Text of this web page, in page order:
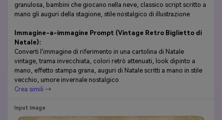
granulosa, bambini che giocano nella neve, classico script scritto a
mano gli auguri della stagione, stile nostalgico di illustrazione
Immagine-a-immagine Prompt (Vintage Retro Biglietto di
Natale):
Converti l'immagine di riferimento in una cartolina di Natale
vintage, trama invecchiata, colori retrò attenuati, look dipinto a
mano, effetto stampa grana, auguri di Natale scritti a mano in stile
vecchio, umore invernale nostalgico
Crea simili →